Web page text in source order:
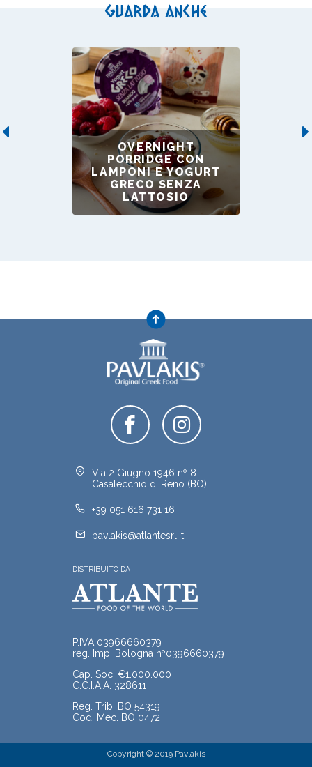
Guarda anche
Previous
OVERNIGHT
PORRIDGE CON
LAMPONI E YOGURT
GRECO SENZA
LATTOSIO
Via 2 Giugno 1946 nº 8
Casalecchio di Reno (BO)
+39 051 616 731 16
pavlakis@atlantesrl.it
DISTRIBUITO DA
P.IVA 03966660379
reg. Imp. Bologna nº0396660379
Cap. Soc. €1.000.000
C.C.I.A.A. 328611
Reg. Trib. BO 54319
Cod. Mec. BO 0472
Copyright © 2019 Pavlakis